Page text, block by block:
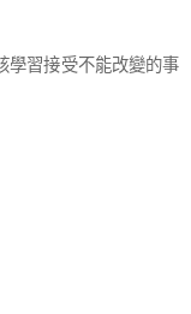
學習接受不能改變的事